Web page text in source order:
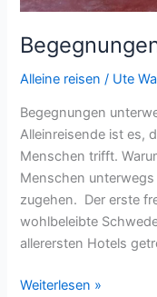
Alleine reisen / Ute
Begegnungen
Alleinreisende ist es,
Menschen trifft.
Menschen
zugehen. Der erste
wohlbeleibte
allerersten Hotels
Begegnungen
Weiterlesen »